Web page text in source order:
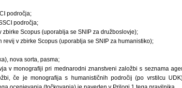
področja;
področja;
Scopus (uporablja se SNIP za družboslovje);
revij v zbirke Scopus (uporablja se SNIP za humanistiko);
nova sorta, pasma;
v monografiji pri mednarodni znanstveni založbi s seznama
če je monografija s humanističnih področij (po vrstilcu